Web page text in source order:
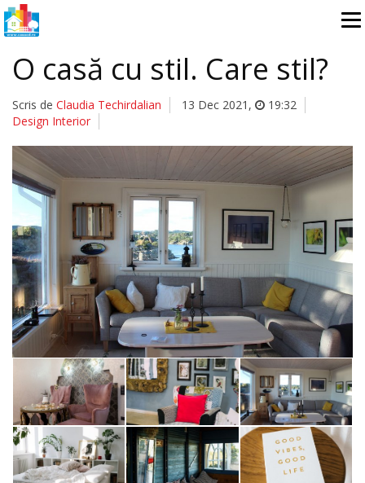
O casă cu stil. Care stil?
Scris de Claudia Techirdalian 13 Dec 2021 ,
19:32
Design Interior